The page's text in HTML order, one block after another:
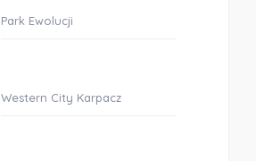
Park Ewolucji
Western City Karpacz